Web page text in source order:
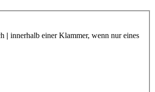
| innerhalb einer Klammer, wenn nur eines